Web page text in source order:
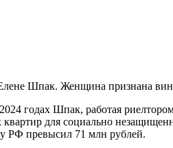
Шпак. Женщина признана
годах Шпак, работая
для социально
РФ превысил 71 млн рублей.